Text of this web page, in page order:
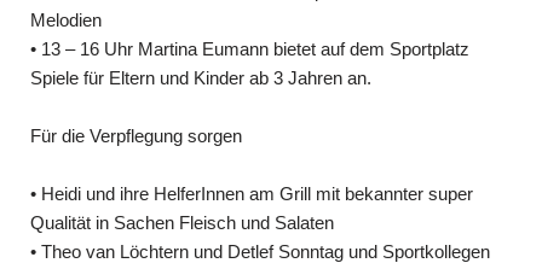
Melodien
• 13 – 16 Uhr Martina Eumann bietet auf dem Sportplatz
Spiele für Eltern und Kinder ab 3 Jahren an.
Für die Verpflegung sorgen
• Heidi und ihre HelferInnen am Grill mit bekannter super
Qualität in Sachen Fleisch und Salaten
• Theo van Löchtern und Detlef Sonntag und Sportkollegen